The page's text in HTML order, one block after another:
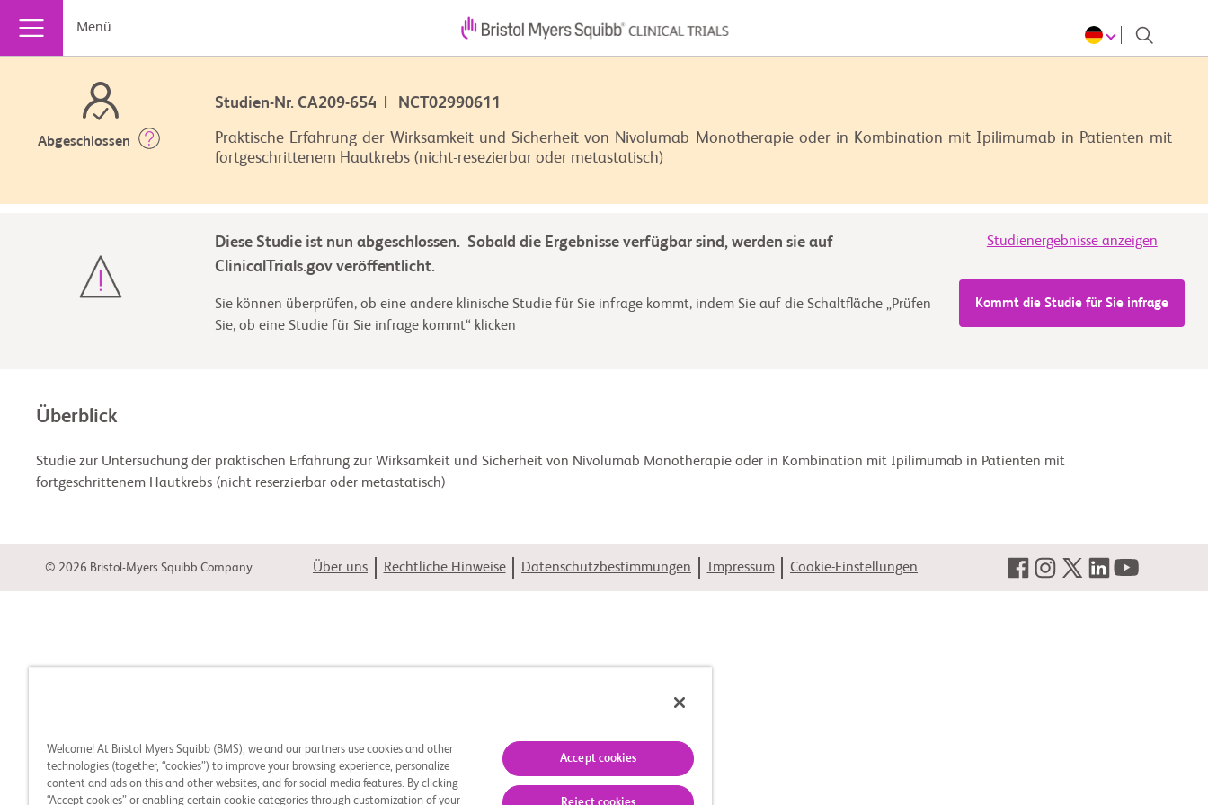
Menü
Abgeschlossen
Studien-Nr. CA209-654 | NCT02990611
Praktische Erfahrung der Wirksamkeit und Sicherheit von Nivolumab Monotherapie oder in Kombination mit Ipilimumab in Patienten mit
fortgeschrittenem Hautkrebs (nicht-resezierbar oder metastatisch)
Diese Studie ist nun abgeschlossen. Sobald die Ergebnisse verfügbar sind, werden sie auf
ClinicalTrials.gov veröffentlicht.
Studienergebnisse anzeigen
Sie können überprüfen, ob eine andere klinische Studie für Sie infrage kommt, indem Sie auf die Schaltfläche „Prüfen
Sie, ob eine Studie für Sie infrage kommt“ klicken
Kommt die Studie für Sie infrage
Überblick
Studie zur Untersuchung der praktischen Erfahrung zur Wirksamkeit und Sicherheit von Nivolumab Monotherapie oder in Kombination mit Ipilimumab in Patienten mit
fortgeschrittenem Hautkrebs (nicht reserzierbar oder metastatisch)
© 2026 Bristol-Myers Squibb Company Über uns Rechtliche Hinweise Datenschutzbestimmungen Impressum Cookie-Einstellungen
Welcome! At Bristol Myers Squibb (BMS), we and our partners use cookies and other
technologies (together, “cookies”) to improve your browsing experience, personalize
content and ads on this and other websites, and for social media features. By clicking
“Accept cookies” or enabling certain cookie categories through customization of your
Accept cookies